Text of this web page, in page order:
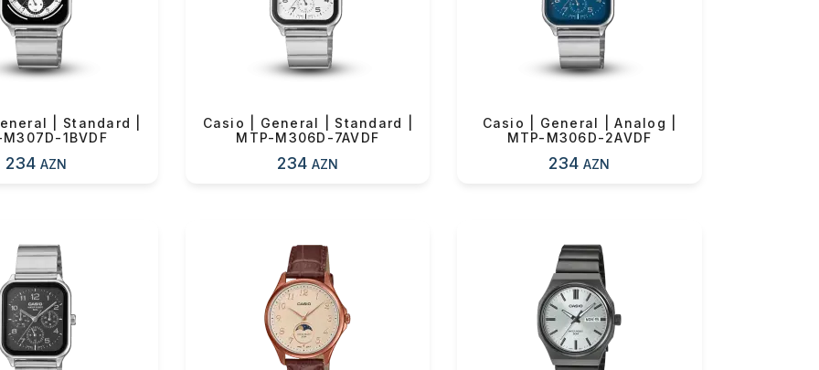
| Standard |
1BVDF
234 AZN
Casio | General | Standard |
MTP-M306D-7AVDF
234AZN
Casio | General | Analog |
MTP-M306D-2AVDF
234AZN
səbətə əlavə edildi